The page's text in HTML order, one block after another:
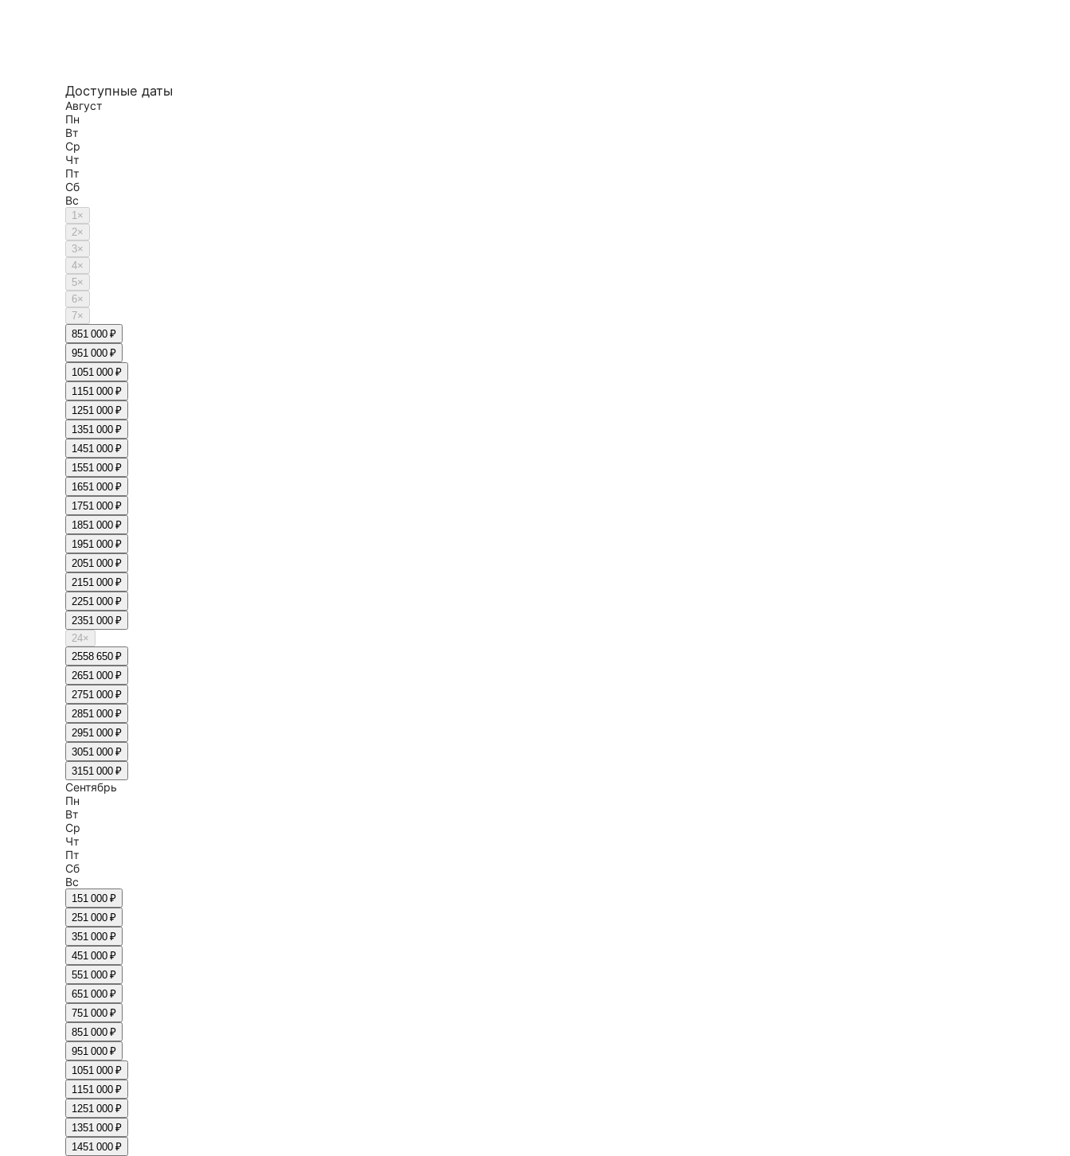
Доступные даты
Август
Пн
Вт
Ср
Чт
Пт
Сб
Вс
1×
2×
3×
4×
5×
6×
7×
851 000 ₽
951 000 ₽
1051 000 ₽
1151 000 ₽
1251 000 ₽
1351 000 ₽
1451 000 ₽
1551 000 ₽
1651 000 ₽
1751 000 ₽
1851 000 ₽
1951 000 ₽
2051 000 ₽
2151 000 ₽
2251 000 ₽
2351 000 ₽
24×
2558 650 ₽
2651 000 ₽
2751 000 ₽
2851 000 ₽
2951 000 ₽
3051 000 ₽
3151 000 ₽
Сентябрь
Пн
Вт
Ср
Чт
Пт
Сб
Вс
151 000 ₽
251 000 ₽
351 000 ₽
451 000 ₽
551 000 ₽
651 000 ₽
751 000 ₽
851 000 ₽
951 000 ₽
1051 000 ₽
1151 000 ₽
1251 000 ₽
1351 000 ₽
1451 000 ₽